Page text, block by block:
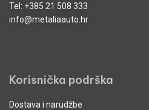
Tel: +385 21 508 333
info@metaliaauto.hr
Korisnička podrška
Dostava i narudžbe